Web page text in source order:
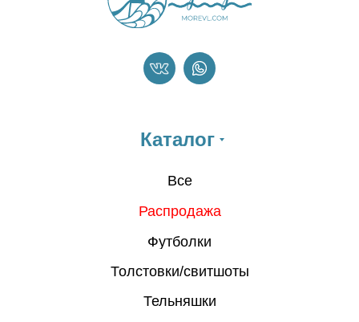
Все
Распродажа
Футболки
Каталог
Толстовки/свитшоты
Тельняшки